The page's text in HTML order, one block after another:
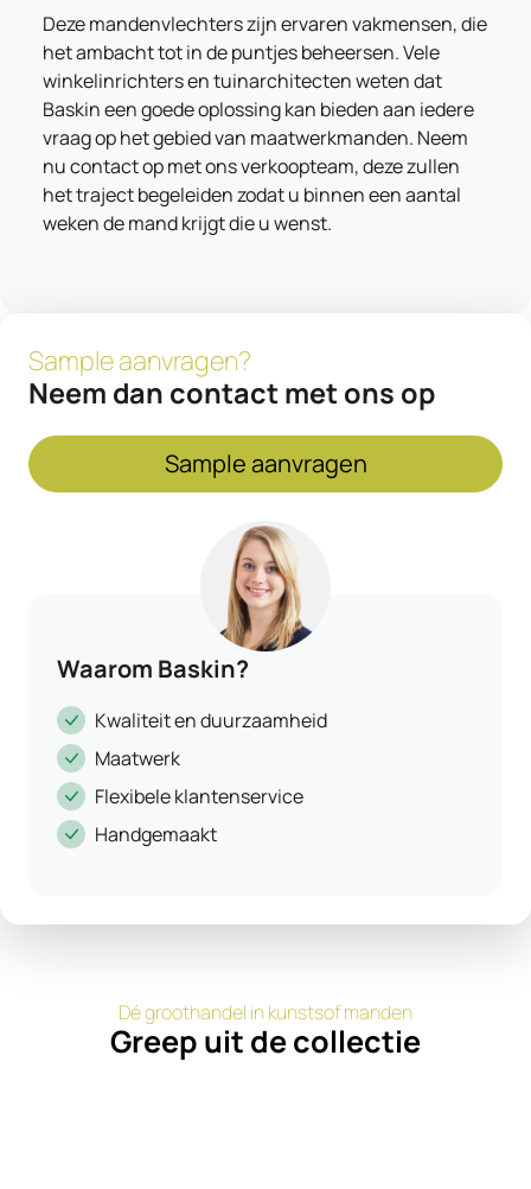
Deze mandenvlechters zijn ervaren vakmensen, die
het ambacht tot in de puntjes beheersen. Vele
winkelinrichters en tuinarchitecten weten dat
Baskin een goede oplossing kan bieden aan iedere
vraag op het gebied van maatwerkmanden. Neem
nu contact op met ons verkoopteam, deze zullen
het traject begeleiden zodat u binnen een aantal
weken de mand krijgt die u wenst.
Sample aanvragen?
Neem dan contact met ons op
Sample aanvragen
Waarom Baskin?
Kwaliteit en duurzaamheid
Maatwerk
Flexibele klantenservice
Handgemaakt
Dé groothandel in kunstsof manden
Greep uit de collectie